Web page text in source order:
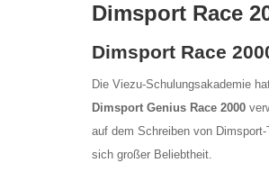
Dimsport Race
Dimsport Race
Die Viezu-Schulungsakademie
Dimsport Genius Race 2000
auf dem Schreiben von
sich großer Beliebtheit.